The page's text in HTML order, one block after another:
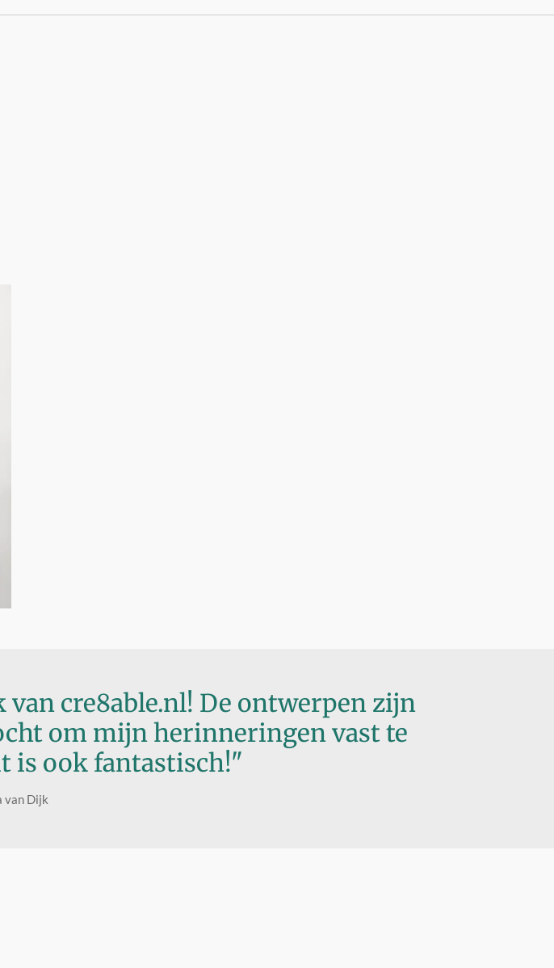
cre8able.nl! De ontwerpen zijn
om mijn herinneringen vast te
is ook fantastisch!"
van Dijk